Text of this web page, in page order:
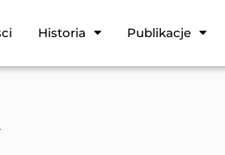
Historia Publikacje